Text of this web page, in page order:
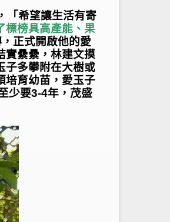
「希望讓生活有寄
標榜具高產能、果
正式開啟他的愛
實纍纍，林建文摸
子多攀附在大樹或
培育幼苗，愛玉子
少要3-4年，茂盛